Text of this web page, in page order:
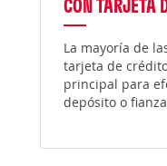
CON TARJETA
La mayoría de
tarjeta de
principal para
depósito o